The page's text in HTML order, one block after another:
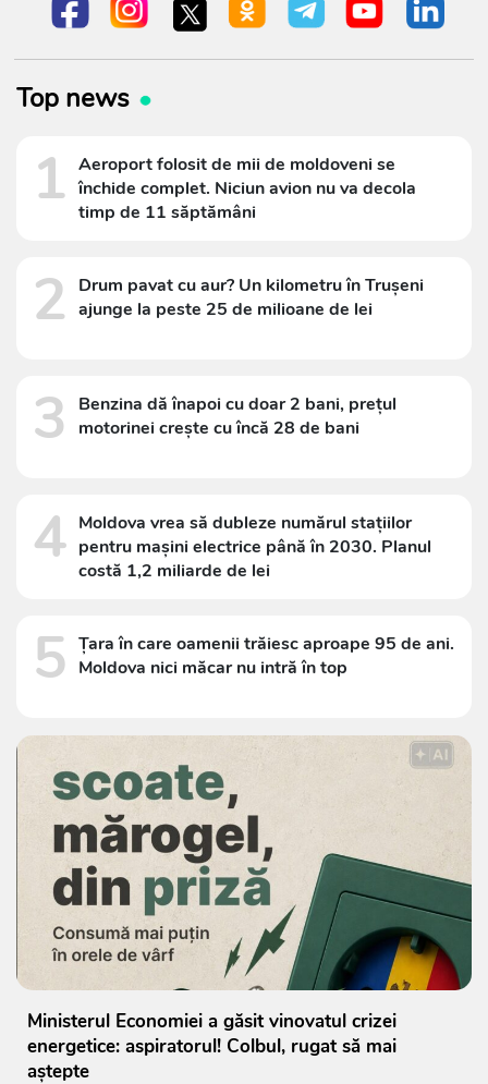
Top news
1 Aeroport folosit de mii de moldoveni se
închide complet. Niciun avion nu va decola
timp de 11 săptămâni
2
Drum pavat cu aur? Un kilometru în Trușeni
ajunge la peste 25 de milioane de lei
3
Benzina dă înapoi cu doar 2 bani, prețul
motorinei crește cu încă 28 de bani
4 Moldova vrea să dubleze numărul stațiilor
pentru mașini electrice până în 2030. Planul
costă 1,2 miliarde de lei
5 Țara în care oamenii trăiesc aproape 95 de ani.
Moldova nici măcar nu intră în top
Ministerul Economiei a găsit vinovatul crizei
energetice: aspiratorul! Colbul, rugat să mai
aștepte